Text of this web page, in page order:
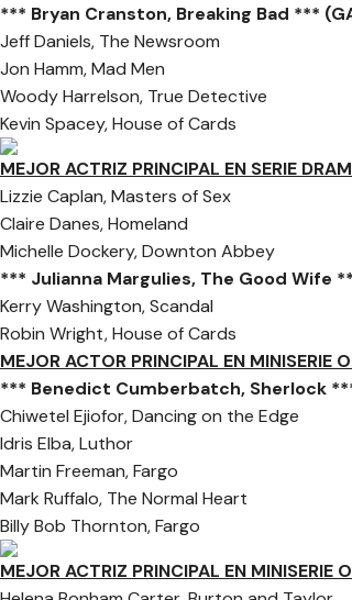
*** Bryan Cranston, Breaking Bad ***
Jeff Daniels, The Newsroom
Jon Hamm, Mad Men
Woody Harrelson, True Detective
Kevin Spacey, House of Cards
MEJOR ACTRIZ PRINCIPAL EN SERIE
Lizzie Caplan, Masters of Sex
Claire Danes, Homeland
Michelle Dockery, Downton Abbey
*** Julianna Margulies, The Good Wife
Kerry Washington, Scandal
Robin Wright, House of Cards
MEJOR ACTOR PRINCIPAL EN MINISERIE
*** Benedict Cumberbatch, Sherlock
Chiwetel Ejiofor, Dancing on the Edge
Idris Elba, Luthor
Martin Freeman, Fargo
Mark Ruffalo, The Normal Heart
Billy Bob Thornton, Fargo
MEJOR ACTRIZ PRINCIPAL EN MINISERIE